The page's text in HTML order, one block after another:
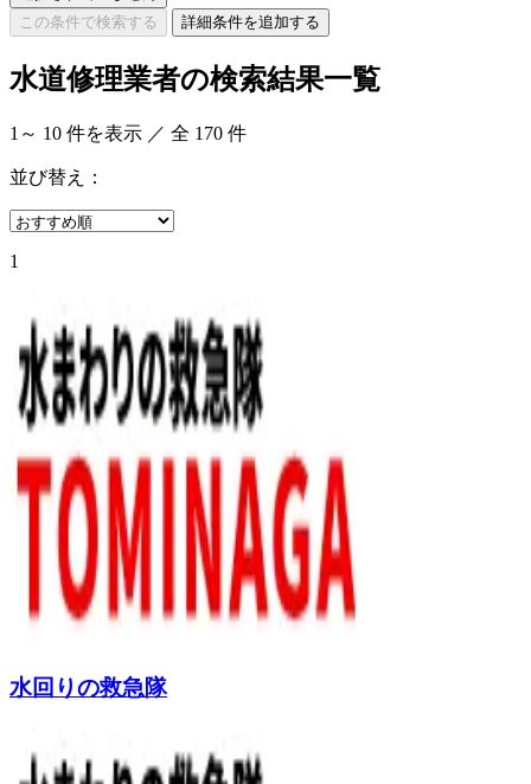
この条件で検索する
詳細条件を追加する
水道修理業者の検索結果一覧
1 ～ 10 件を表示 ／ 全 170 件
並び替え：
1
水回りの救急隊